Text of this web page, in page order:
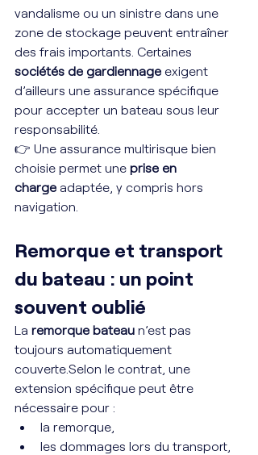
vandalisme ou un sinistre dans une
zone de stockage peuvent entraîner
des frais importants. Certaines
sociétés de gardiennage exigent
d’ailleurs une assurance spécifique
pour accepter un bateau sous leur
responsabilité.
👉 Une assurance multirisque bien
choisie permet une prise en
charge adaptée, y compris hors
navigation.
Remorque et transport
du bateau : un point
souvent oublié
La remorque bateau n’est pas
toujours automatiquement
couverte.Selon le contrat, une
extension spécifique peut être
nécessaire pour :
la remorque,
les dommages lors du transport,